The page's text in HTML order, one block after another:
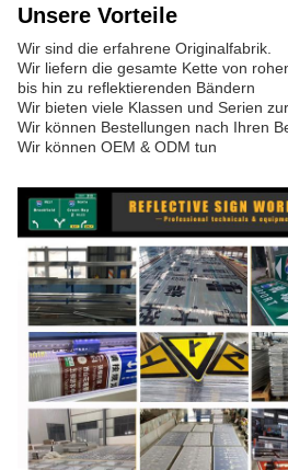
Unsere Vorteile
Wir sind die erfahrene Originalfabrik.
Wir liefern die gesamte Kette von
bis hin zu reflektierenden Bändern
Wir bieten viele Klassen und Serien
Wir können Bestellungen nach Ihren
Wir können OEM & ODM tun